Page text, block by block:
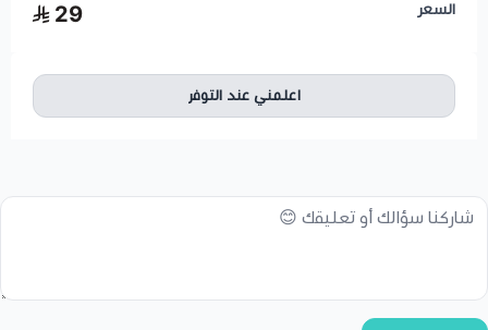
السعر 29
اعلمني عند التوفر